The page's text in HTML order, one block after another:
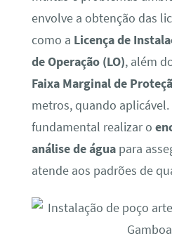
envolve a obtenção das
como a Licença de
de Operação (LO), além
Faixa Marginal de
metros, quando aplicável.
fundamental realizar o
análise de águapara
atende aos padrões de